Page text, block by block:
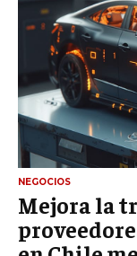
NEGOCIOS
Mejora la